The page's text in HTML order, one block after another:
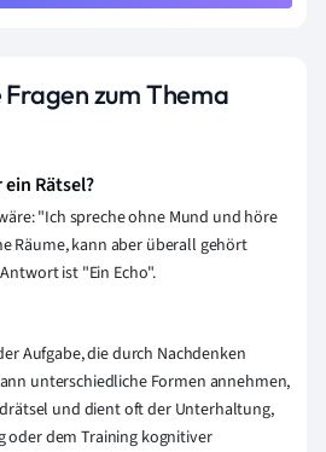
zum Thema
Rätsel?
"Ich spreche ohne Mund und höre
Räume, kann aber überall gehört
ist "Ein Echo".
Aufgabe, die durch Nachdenken
unterschiedliche Formen annehmen,
und dient oft der Unterhaltung,
oder dem Training kognitiver